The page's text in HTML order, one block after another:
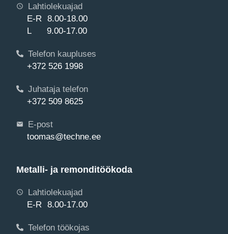
Lahtiolekuajad
E-R 8.00-18.00
L 9.00-17.00
Telefon kaupluses
+372 526 1998
Juhataja telefon
+372 509 8625
E-post
toomas@techne.ee
Metalli- ja remonditöökoda
Lahtiolekuajad
E-R 8.00-17.00
Telefon töökojas